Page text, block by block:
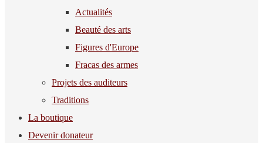
Actualités
Beauté des arts
Figures d'Europe
Fracas des armes
Projets des auditeurs
Traditions
La boutique
Devenir donateur